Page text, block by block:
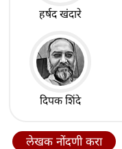
हर्षद खंदारे
दिपक शिंदे
लेखक नोंदणी करा